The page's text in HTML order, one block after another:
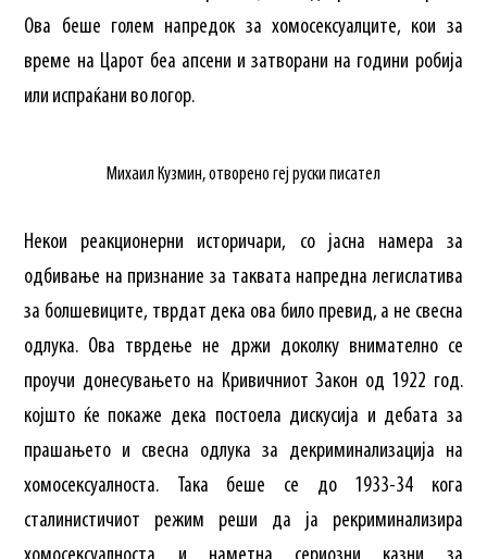
Ова беше голем напредок за хомосексуалците, кои за
време на Царот беа апсени и затворани на години робија
или испраќани во логор.
Михаил Кузмин, отворено геј руски писател
Некои реакционерни историчари, со јасна намера за
одбивање на признание за таквата напредна легислатива
за болшевиците, тврдат дека ова било превид, а не свесна
одлука. Ова тврдење не држи доколку внимателно се
проучи донесувањето на Кривичниот Закон од 1922 год.
којшто ќе покаже дека постоела дискусија и дебата за
прашањето и свесна одлука за декриминализација на
хомосексуалноста. Така беше се до 1933-34 кога
сталинистичиот режим реши да ја рекриминализира